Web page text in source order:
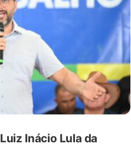
Luiz Inácio Lula da